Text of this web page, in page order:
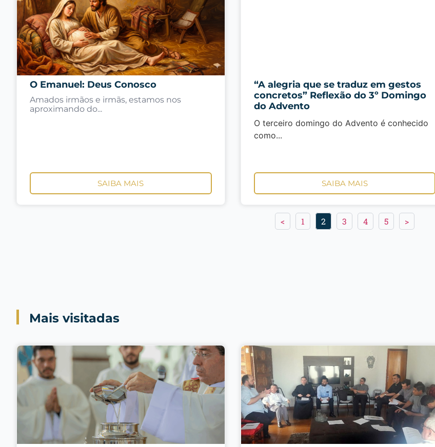
O Emanuel: Deus Conosco
Amados irmãos e irmãs, estamos nos
aproximando do...
SAIBA MAIS
“A alegria que se traduz em gestos
concretos” Reflexão do 3º Domingo
do Advento
O terceiro domingo do Advento é conhecido
como...
SAIBA MAIS
< 1 2 3 4 5 >
Mais visitadas